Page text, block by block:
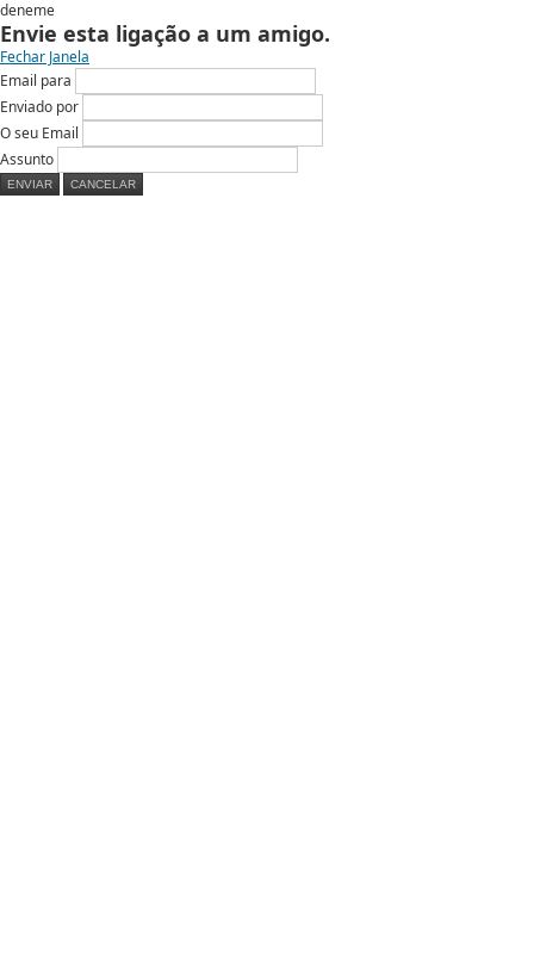
deneme
Envie esta ligação a um amigo.
Fechar Janela
Email para
Enviado por
O seu Email
Assunto
ENVIAR CANCELAR